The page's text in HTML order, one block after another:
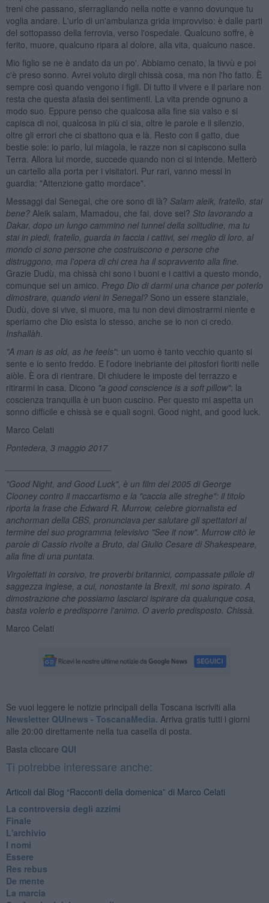
treni che passano, sferragliando nella notte e vanno dovunque tu
voglia andare. L'urlo di un'ambulanza grida improvviso: è dalle parti
del sottopasso della ferrovia, verso l'ospedale. Qualcuno soffre, è
ferito, muore, qualcuno ripara al dolore, alla vita, qualcuno nasce.
Mio figlio se ne è andato da un po'. Abbiamo cenato, la tivvù e poi
c'è preso sonno. Avrei voluto dirgli chissà cosa, ma non l'ho fatto. È
sempre così quando vengono i figli. Di tutto il vivere e il parlare non
resta che questa afasia dei sentimenti. La vita prende ognuno a
modo suo. Eppure penso che qualcosa alla fine sia valso e si
capisca di noi, qualcosa in più ci sia, oltre le parole e il silenzio,
oltre gli errori che ci sbattono qua e là. Resto con il gatto, due
bestie sole: io parlo, lui miagola, le razze non si capiscono sulla
Terra. Allora lui morde, succede quando non ci si intende. Metterò
un cartello alla porta per i visitatori. Pur rari, vanno messi in
guardia: "Attenzione gatto mordace".
Messaggi dal Senegal, che ore sono di là? Salam aleik, fratello, stai
bene? Aleik salam, Mamadou, che fai, dove sei? Sto lavorando a
Dakar, dopo un lungo cammino nel tunnel della solitudine, ma tu
stai in piedi, fratello, guarda in faccia i cattivi, sei meglio di loro, al
mondo ci sono persone che costruiscono e persone che
distruggono, ma l'opera di chi crea ha il sopravvento alla fine.
Grazie Dudù, ma chissà chi sono i buoni e i cattivi a questo mondo,
comunque sei un amico. Prego Dio di darmi una chance per poterlo
dimostrare, quando vieni in Senegal?Sono un essere stanziale,
Dudù, dove si vive, si muore, ma tu non devi dimostrarmi niente e
speriamo che Dio esista lo stesso, anche se io non ci credo.
Inshallàh
"A man is as old, as he feels": un uomo è tanto vecchio quanto si
sente e io sento freddo. E l’odore inebriante dei pitosfori fioriti nelle
aiòle. È ora di rientrare. Di chiudere le imposte del terrazzo e
ritirarmi in casa. Dicono "a good conscience is a soft pillow": la
coscienza tranquilla è un buon cuscino. Per questo mi aspetta un
sonno difficile e chissà se e quali sogni. Good night, and good luck.
Marco Celati
Pontedera, 3 maggio 2017
"Good Night, and Good Luck", è un film del 2005 di George
Clooney contro il maccartismo e la "caccia alle streghe": il titolo
riporta la frase che Edward R. Murrow, celebre giornalista ed
anchorman della CBS, pronunciava per salutare gli spettatori al
termine del suo programma televisivo "See it now". Murrow citò le
parole di Cassio rivolte a Bruto, dal Giulio Cesare di Shakespeare,
alla fine di una puntata.
Virgolettati in corsivo, tre proverbi britannici, compassate pillole di
saggezza inglese, a cui, nonostante la Brexit, mi sono ispirato. A
dimostrazione che possiamo lasciarci ispirare da qualunque cosa,
basta volerlo e predisporre l'animo. O averlo predisposto. Chissà.
Marco Celati
Se vuoi leggere le notizie principali della Toscana iscriviti alla
Newsletter QUInews - ToscanaMedia. Arriva gratis tutti i giorni
alle 20:00 direttamente nella tua casella di posta.
Basta cliccare QUI
Ti potrebbe interessare anche:
Articoli dal Blog “Racconti della domenica” di Marco Celati
La controversia degli azzimi
Finale
L'archivio
I nomi
Essere
Res rebus
De mente
La marcia